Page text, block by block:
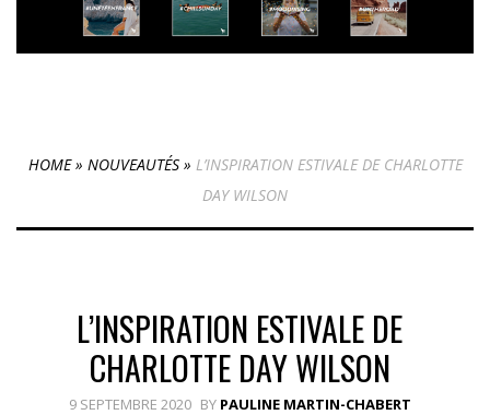
HOME» NOUVEAUTÉS» L’INSPIRATION ESTIVALE DE CHARLOTTE
DAY WILSON
L’INSPIRATION ESTIVALE DE
CHARLOTTE DAY WILSON
9 SEPTEMBRE 2020 BY PAULINE MARTIN-CHABERT